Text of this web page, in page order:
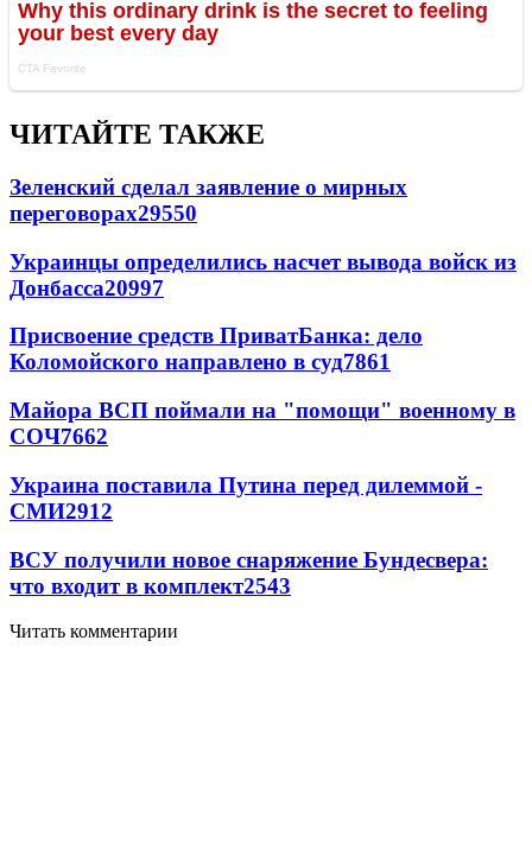
ЧИТАЙТЕ ТАКЖЕ
Зеленский сделал заявление о мирных
переговорах29550
Украинцы определились насчет вывода войск из
Донбасса20997
Присвоение средств ПриватБанка: дело
Коломойского направлено в суд7861
Майора ВСП поймали на "помощи" военному в
СОЧ7662
Украина поставила Путина перед дилеммой -
СМИ2912
ВСУ получили новое снаряжение Бундесвера:
что входит в комплект2543
Читать комментарии